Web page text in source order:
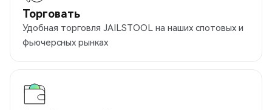
Торговать
Удобная торговля JAILSTOOL на наших спотовых и
фьючерсных рынках